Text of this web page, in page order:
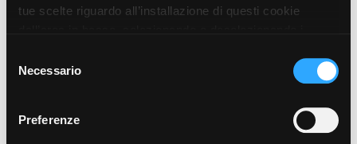
tue scelte riguardo all’installazione di questi cookie
prosegui” o decidere di accettare tutti i cookie, cliccando
sul pulsante “Accetta tutti i cookie”. Cliccando sul tasto
unicamente i cookie necessari alla navigazione. Per
delNecessario
Preferenze
404